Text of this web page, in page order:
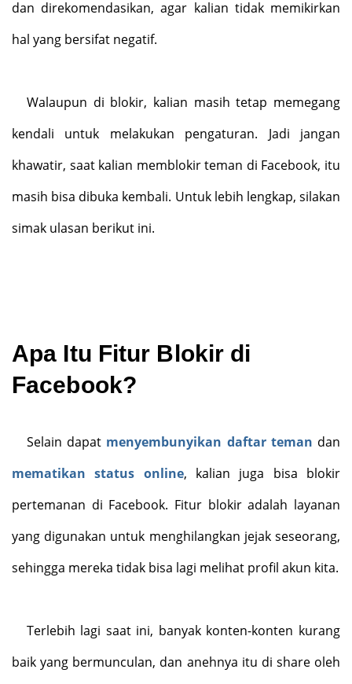
dan direkomendasikan, agar kalian tidak memikirkan
hal yang bersifat negatif.
Walaupun di blokir, kalian masih tetap memegang
kendali untuk melakukan pengaturan. Jadi jangan
khawatir, saat kalian memblokir teman di Facebook, itu
masih bisa dibuka kembali. Untuk lebih lengkap, silakan
simak ulasan berikut ini.
Apa Itu Fitur Blokir di
Facebook?
Selain dapat menyembunyikan daftar teman dan
mematikan status online, kalian juga bisa blokir
pertemanan di Facebook. Fitur blokir adalah layanan
yang digunakan untuk menghilangkan jejak seseorang,
sehingga mereka tidak bisa lagi melihat profil akun kita.
Terlebih lagi saat ini, banyak konten-konten kurang
baik yang bermunculan, dan anehnya itu di share oleh